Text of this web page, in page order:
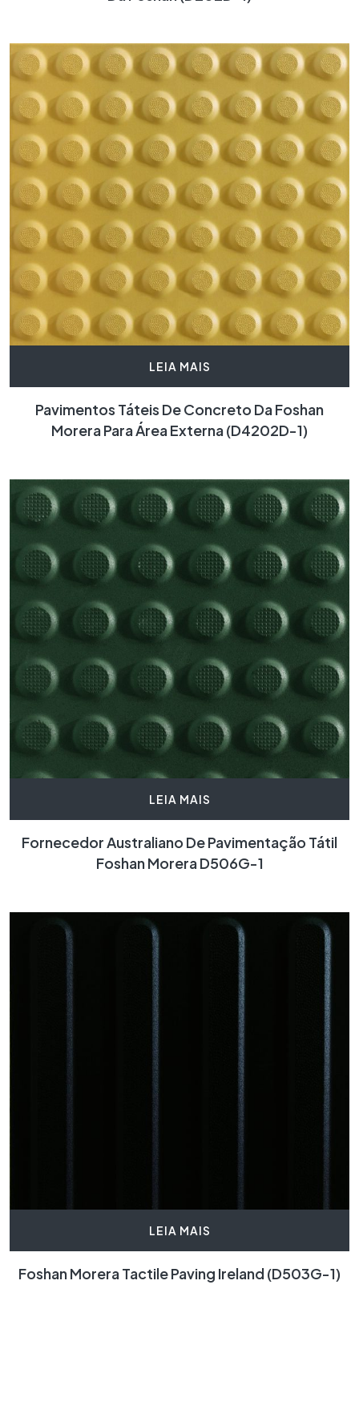
LEIA MAIS
Pavimentos Táteis De Concreto Da Foshan
Morera Para Área Externa (D4202D-1)
LEIA MAIS
Fornecedor Australiano De Pavimentação Tátil
Foshan Morera D506G-1
LEIA MAIS
Foshan Morera Tactile Paving Ireland (D503G-1)